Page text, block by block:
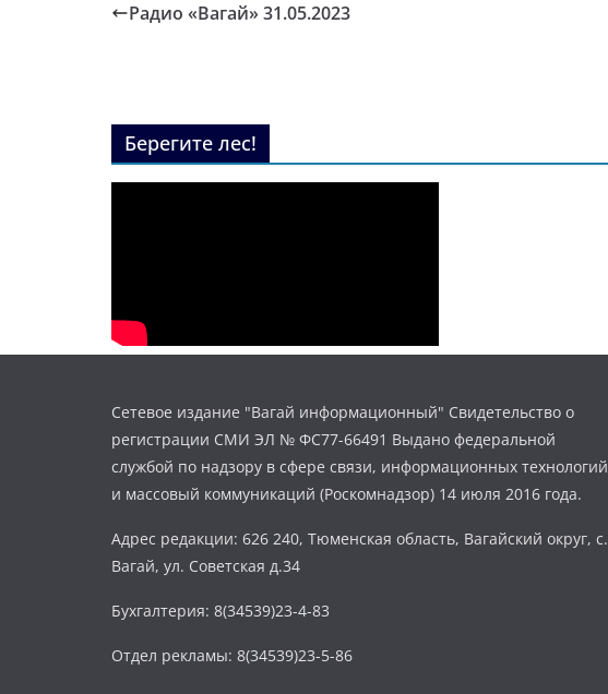
Радио «Вагай» 31.05.2023
Берегите лес!
Сетевое издание "Вагай информационный" Свидетельство о
регистрации СМИ ЭЛ № ФС77-66491 Выдано федеральной
службой по надзору в сфере связи, информационных технологий
и массовый коммуникаций (Роскомнадзор) 14 июля 2016 года.
Адрес редакции: 626 240, Тюменская область, Вагайский округ, с.
Вагай, ул. Советская д.34
Бухгалтерия: 8(34539)23-4-83
Отдел рекламы: 8(34539)23-5-86